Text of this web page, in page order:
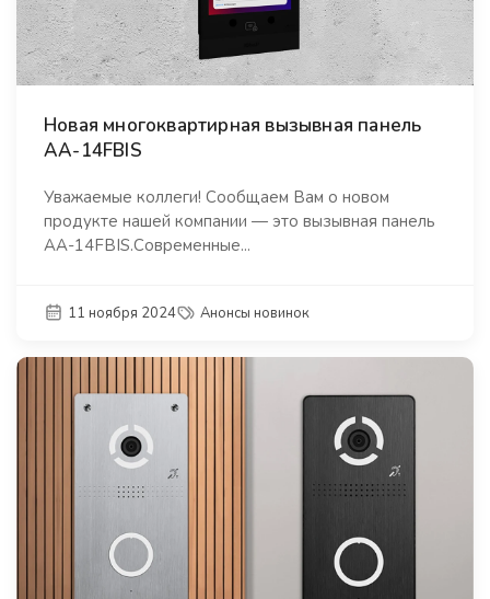
Новая многоквартирная вызывная панель
АA-14FBIS
Уважаемые коллеги! Сообщаем Вам о новом
продукте нашей компании — это вызывная панель
АA-14FBIS.Современные...
11 ноября 2024 Анонсы новинок